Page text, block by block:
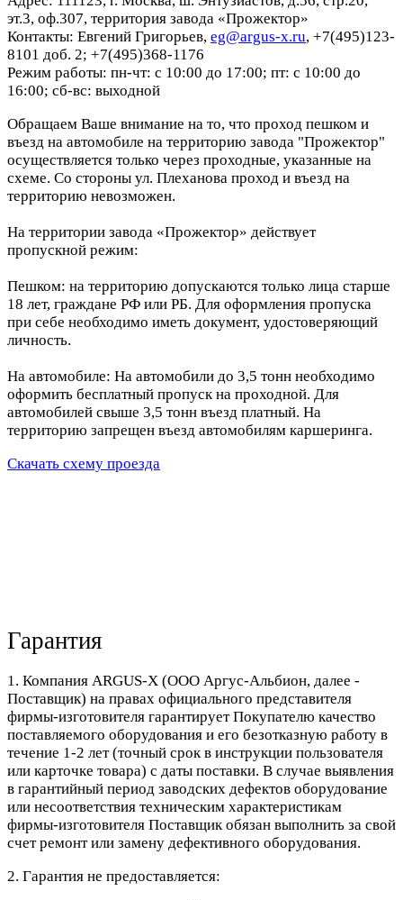
эт.3, оф.307, территория завода «Прожектор»
Контакты: Евгений Григорьев, eg@argus-x.ru, +7(495)123-
8101 доб. 2; +7(495)368-1176
Режим работы: пн-чт: с 10:00 до 17:00; пт: с 10:00 до
16:00; сб-вс: выходной
Обращаем Ваше внимание на то, что проход пешком и
въезд на автомобиле на территорию завода "Прожектор"
осуществляется только через проходные, указанные на
схеме. Со стороны ул. Плеханова проход и въезд на
территорию невозможен.
На территории завода «Прожектор» действует
пропускной режим:
Пешком: на территорию допускаются только лица старше
18 лет, граждане РФ или РБ. Для оформления пропуска
при себе необходимо иметь документ, удостоверяющий
личность.
На автомобиле: На автомобили до 3,5 тонн необходимо
оформить бесплатный пропуск на проходной. Для
автомобилей свыше 3,5 тонн въезд платный. На
территорию запрещен въезд автомобилям каршеринга.
Скачать схему проезда
Гарантия
1. Компания ARGUS-X (ООО Аргус-Альбион, далее -
Поставщик) на правах официального представителя
фирмы-изготовителя гарантирует Покупателю качество
поставляемого оборудования и его безотказную работу в
течение 1-2 лет (точный срок в инструкции пользователя
или карточке товара) с даты поставки. В случае выявления
в гарантийный период заводских дефектов оборудование
или несоответствия техническим характеристикам
фирмы-изготовителя Поставщик обязан выполнить за свой
счет ремонт или замену дефективного оборудования.
2. Гарантия не предоставляется: